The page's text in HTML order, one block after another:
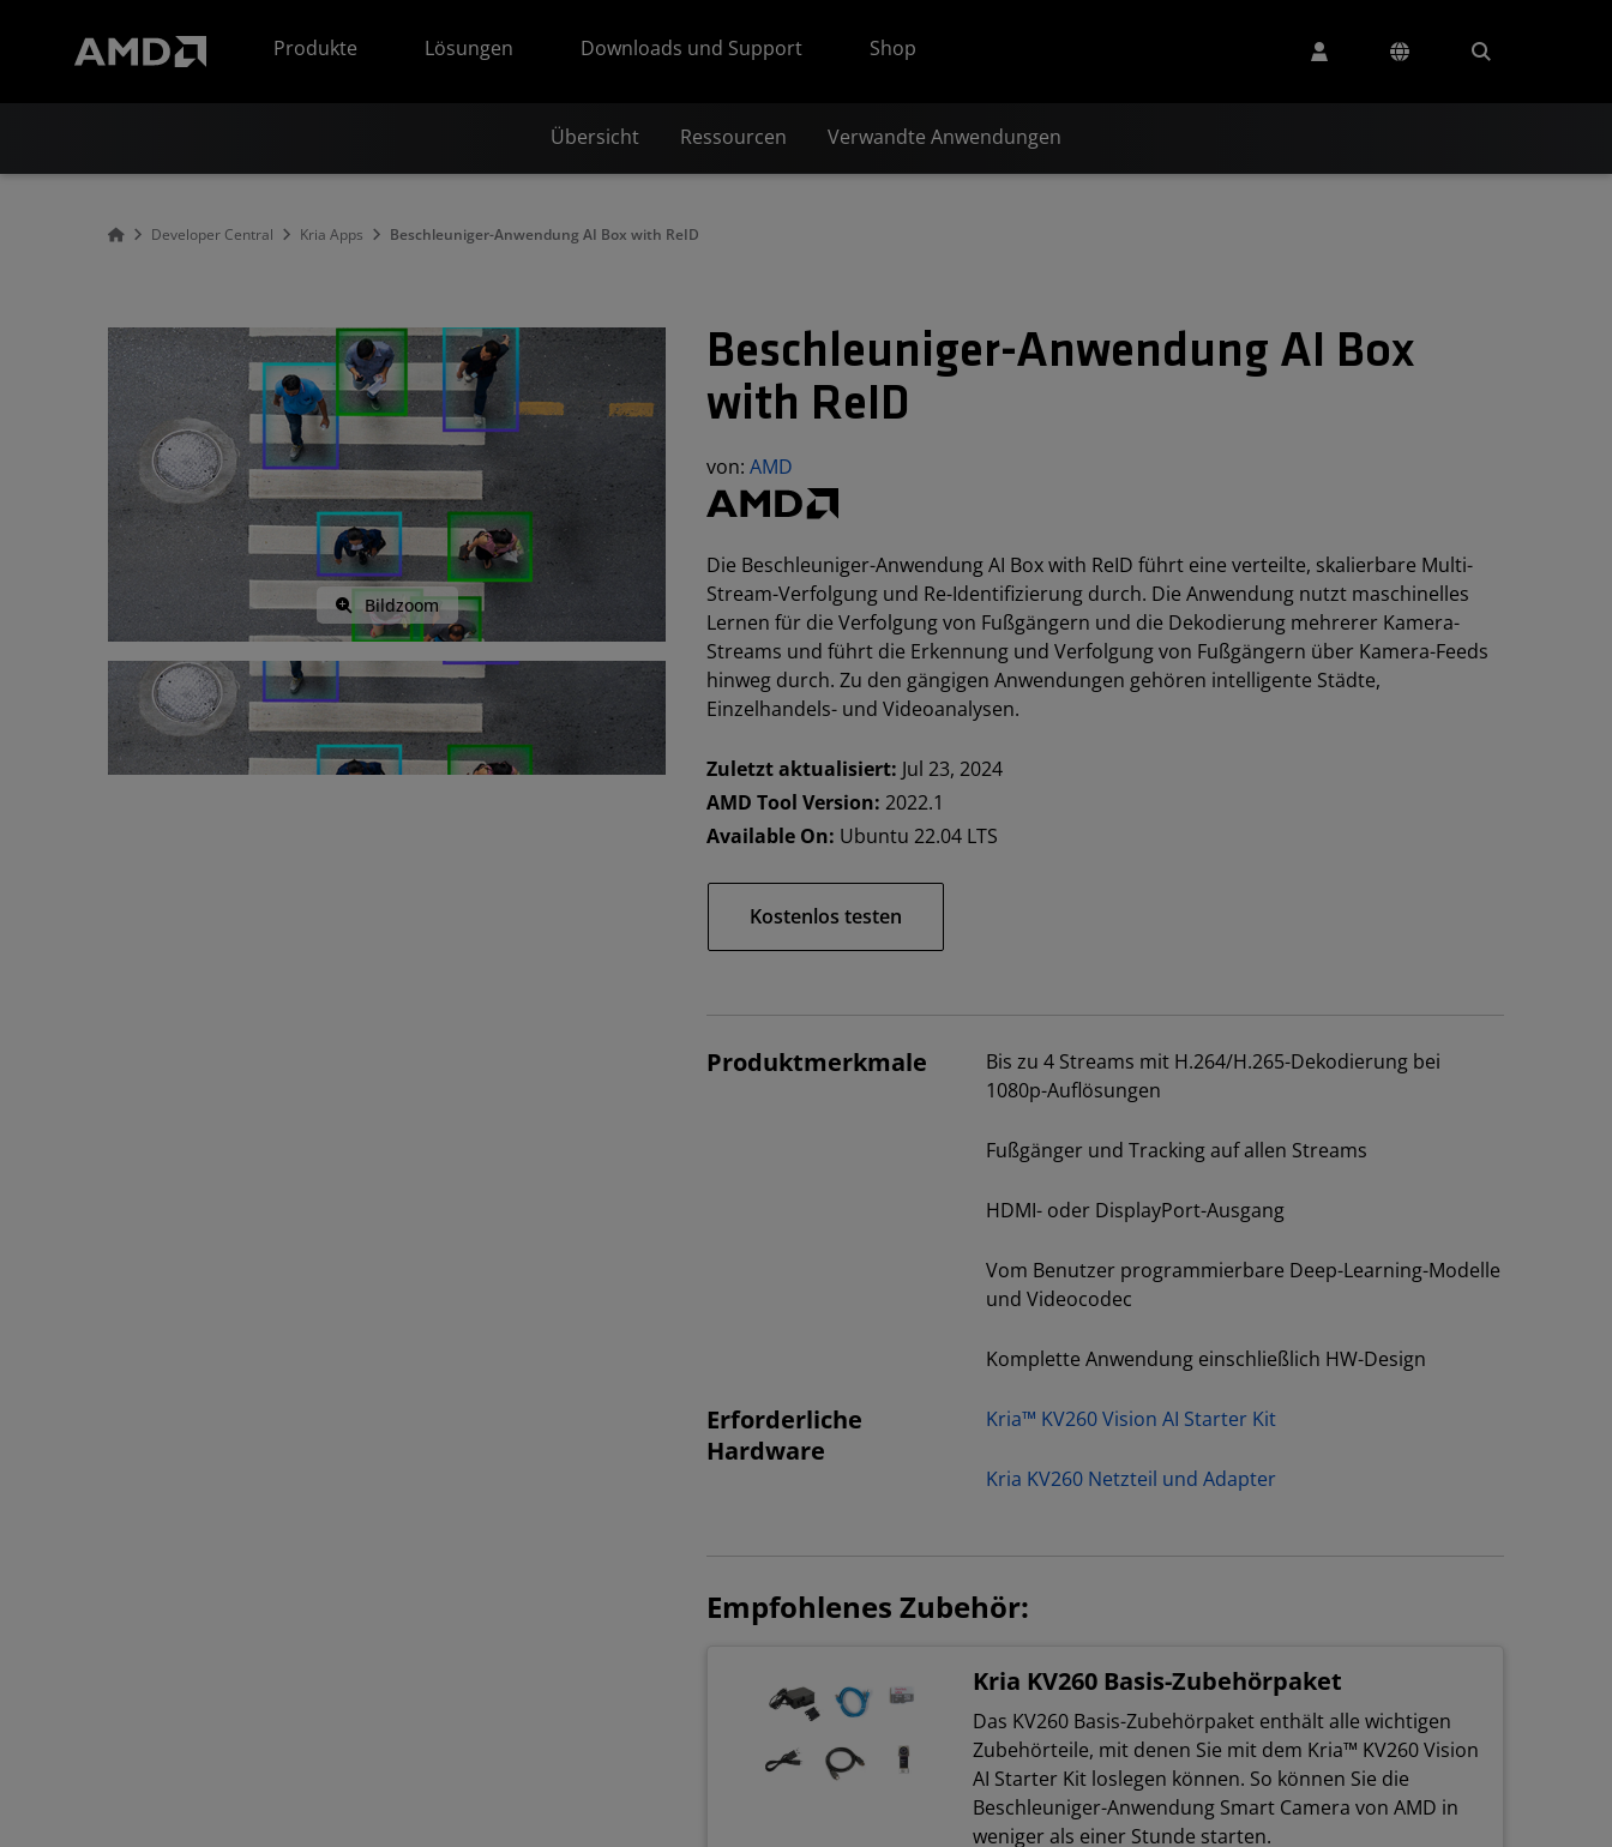
Produkte
Lösungen Downloads und Support Shop
Übersicht Ressourcen Verwandte Anwendungen
Developer Central Kria Apps Beschleuniger-Anwendung AI Box with ReID
Bildzoom
Beschleuniger-Anwendung AI Box
with ReID
von:AMD
Die Beschleuniger-Anwendung AI Box with ReID führt eine verteilte, skalierbare Multi-
Stream-Verfolgung und Re-Identifizierung durch. Die Anwendung nutzt maschinelles
Lernen für die Verfolgung von Fußgängern und die Dekodierung mehrerer Kamera-
Streams und führt die Erkennung und Verfolgung von Fußgängern über Kamera-Feeds
hinweg durch. Zu den gängigen Anwendungen gehören intelligente Städte,
Einzelhandels- und Videoanalysen.
Zuletzt aktualisiert: Jul 23, 2024
AMD Tool Version:2022.1
Available On: Ubuntu 22.04 LTS
Kostenlos testen
Produktmerkmale
Bis zu 4 Streams mit H.264/H.265-Dekodierung bei
1080p-Auflösungen
Fußgänger und Tracking auf allen Streams
HDMI- oder DisplayPort-Ausgang
Vom Benutzer programmierbare Deep-Learning-Modelle
und Videocodec
Komplette Anwendung einschließlich HW-Design
Erforderliche
Hardware
Kria™ KV260 Vision AI Starter Kit
Kria KV260 Netzteil und Adapter
Empfohlenes Zubehör:
Kria KV260 Basis-Zubehörpaket
Das KV260 Basis-Zubehörpaket enthält alle wichtigen
Zubehörteile, mit denen Sie mit dem Kria™ KV260 Vision
AI Starter Kit loslegen können. So können Sie die
Beschleuniger-Anwendung Smart Camera von AMD in
weniger als einer Stunde starten.